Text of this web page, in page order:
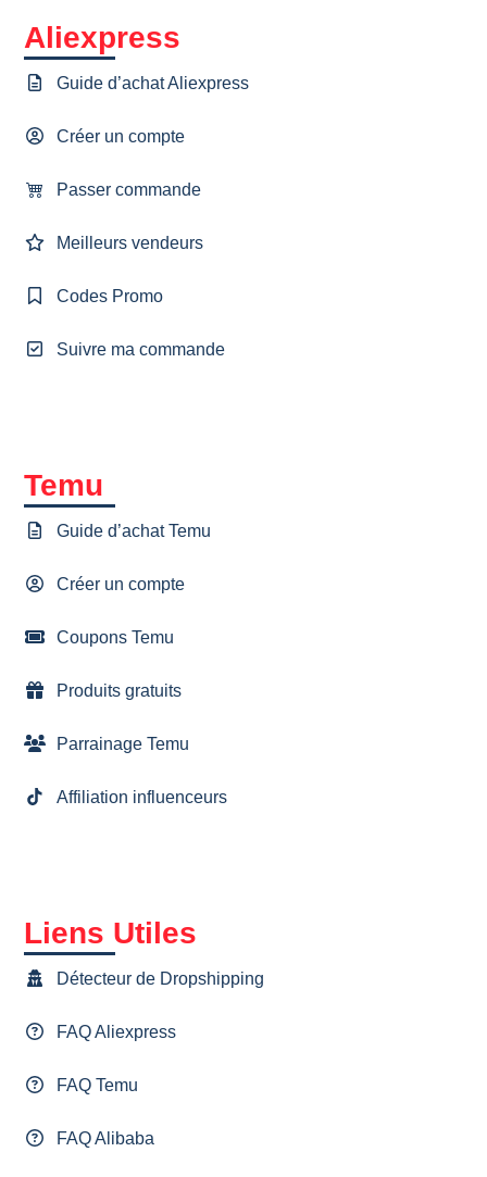
Aliexpress
Guide d’achat Aliexpress
Créer un compte
Passer commande
Meilleurs vendeurs
Codes Promo
Suivre ma commande
Temu
Guide d’achat Temu
Créer un compte
Coupons Temu
Produits gratuits
Parrainage Temu
Affiliation influenceurs
Liens Utiles
Détecteur de Dropshipping
FAQ Aliexpress
FAQ Temu
FAQ Alibaba